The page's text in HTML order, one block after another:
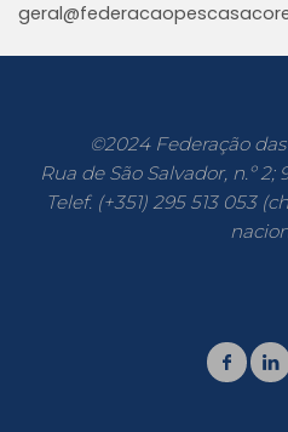
©2024 Federação
Rua de São Salvador, n.º
Telef. (+351) 295 513 053